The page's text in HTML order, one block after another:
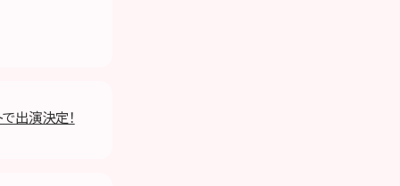
出演決定！